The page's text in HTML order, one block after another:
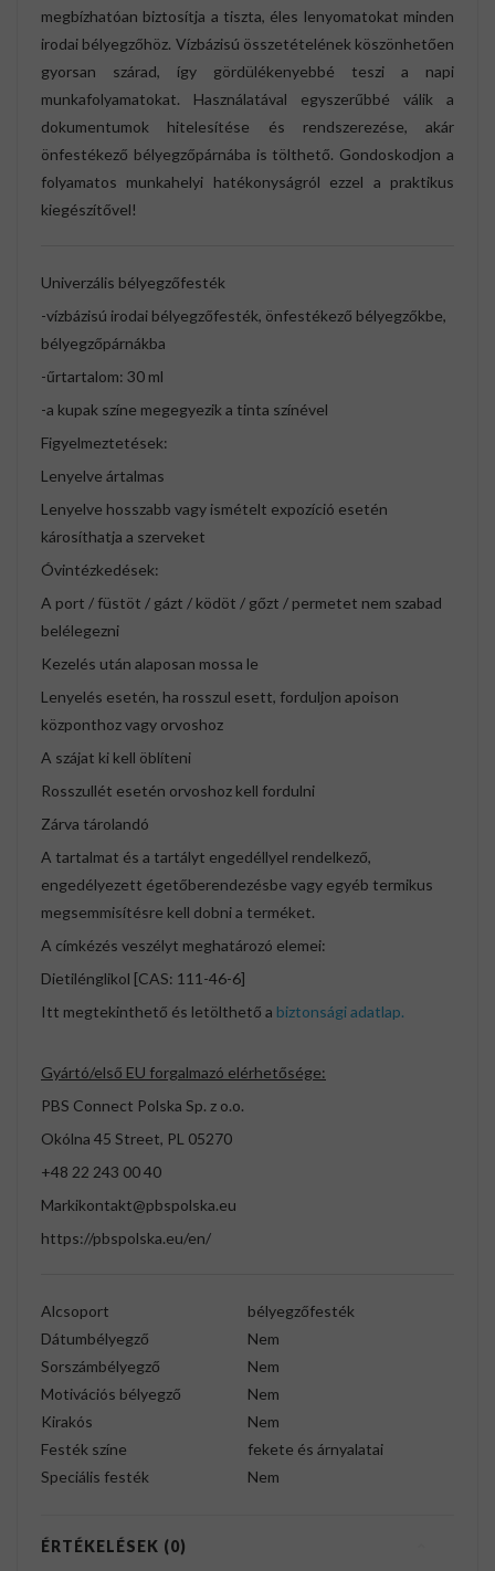
megbízhatóan biztosítja a tiszta, éles lenyomatokat minden
irodai bélyegzőhöz. Vízbázisú összetételének köszönhetően
gyorsan szárad, így gördülékenyebbé teszi a napi
munkafolyamatokat. Használatával egyszerűbbé válik a
dokumentumok hitelesítése és rendszerezése, akár
önfestékező bélyegzőpárnába is tölthető. Gondoskodjon a
folyamatos munkahelyi hatékonyságról ezzel a praktikus
kiegészítővel!
Univerzális bélyegzőfesték
-vízbázisú irodai bélyegzőfesték, önfestékező bélyegzőkbe,
bélyegzőpárnákba
-űrtartalom: 30 ml
-a kupak színe megegyezik a tinta színével
Figyelmeztetések:
Lenyelve ártalmas
Lenyelve hosszabb vagy ismételt expozíció esetén
károsíthatja a szerveket
Óvintézkedések:
A port / füstöt / gázt / ködöt / gőzt / permetet nem szabad
belélegezni
Kezelés után alaposan mossa le
Lenyelés esetén, ha rosszul esett, forduljon apoison
központhoz vagy orvoshoz
A szájat ki kell öblíteni
Rosszullét esetén orvoshoz kell fordulni
Zárva tárolandó
A tartalmat és a tartályt engedéllyel rendelkező,
engedélyezett égetőberendezésbe vagy egyéb termikus
megsemmisítésre kell dobni a terméket.
A címkézés veszélyt meghatározó elemei:
Dietilénglikol [CAS: 111-46-6]
Itt megtekinthető és letölthető a biztonsági adatlap.
Gyártó/első EU forgalmazó elérhetősége:
PBS Connect Polska Sp. z o.o.
Okólna 45 Street, PL 05270
+48 22 243 00 40
Markikontakt@pbspolska.eu
https://pbspolska.eu/en/
Alcsoport
bélyegzőfesték
Dátumbélyegző
Nem
Sorszámbélyegző
Nem
Motivációs bélyegző
Nem
Kirakós
Nem
Festék színe
fekete és árnyalatai
Speciális festék
Nem
ÉRTÉKELÉSEK (0)